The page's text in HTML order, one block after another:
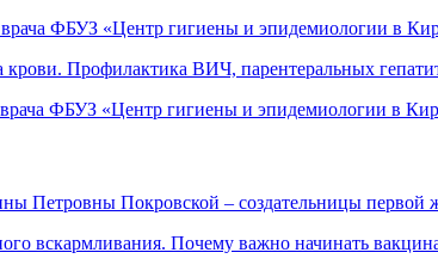
врача ФБУЗ «Центр гигиены и эпидемиологии в
Профилактика ВИЧ, парентеральных
ФБУЗ «Центр гигиены и эпидемиологии в
Петровны Покровской – создательницы
вскармливания. Почему важно начинать